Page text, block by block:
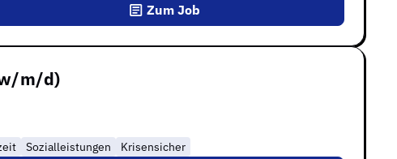
Zum Job
m/d)
Sozialleistungen Krisensicher